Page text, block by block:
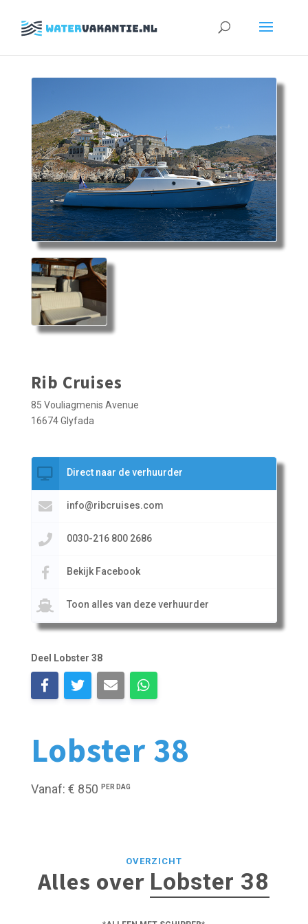
Zoeken
Lobster 38
Vanaf: € 850 PER DAG
Rib Cruises
85 Vouliagmenis Avenue
16674 Glyfada
Direct naar de verhuurder
info@ribcruises.com
0030-216 800 2686
Bekijk Facebook
Toon alles van deze verhuurder
Deel Lobster 38
OVERZICHT
Alles over Lobster 38